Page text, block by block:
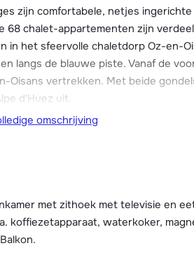
zijn comfortabele, netjes
68 chalet-appartementen zijn
in het sfeervolle chaletdorp Oz-en-
langs de blauwe piste. Vanaf de
Oisans vertrekken. Met beide
d'Huez uit.
je te voet naar de accommodatie
is gratis Wi-Fi in de appartementen.
vanaf 8 personen hebben een
omschrijving
met zithoek met televisie en
koffiezetapparaat, waterkoker,